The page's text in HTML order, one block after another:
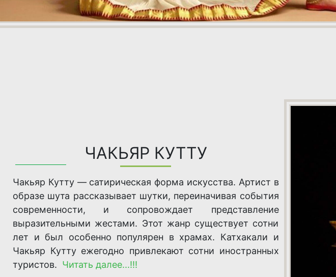
ЧАКЬЯР КУТТУ
Чакьяр Кутту — сатирическая форма искусства. Артист в
образе шута рассказывает шутки, переиначивая события
современности, и сопровождает представление
выразительными жестами. Этот жанр существует сотни
лет и был особенно популярен в храмах. Катхакали и
Чакьяр Кутту ежегодно привлекают сотни иностранных
туристов. Читать далее...!!!